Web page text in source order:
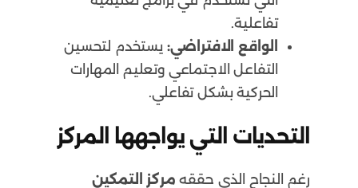
تفاعلية.
الواقع الافتراضي: يستخدم لتحسين
التفاعل الاجتماعي وتعليم المهارات
الحركية بشكل تفاعلي.
التحديات التي يواجهها المركز
رغم النجاح الذي حققه مركز التمكين